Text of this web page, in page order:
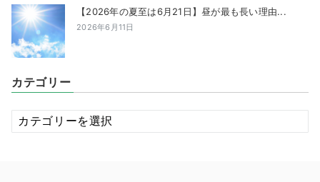
【2026年の夏至は6月21日】昼が最も長い理由...
2026年6月11日
カテゴリー
カ
テ